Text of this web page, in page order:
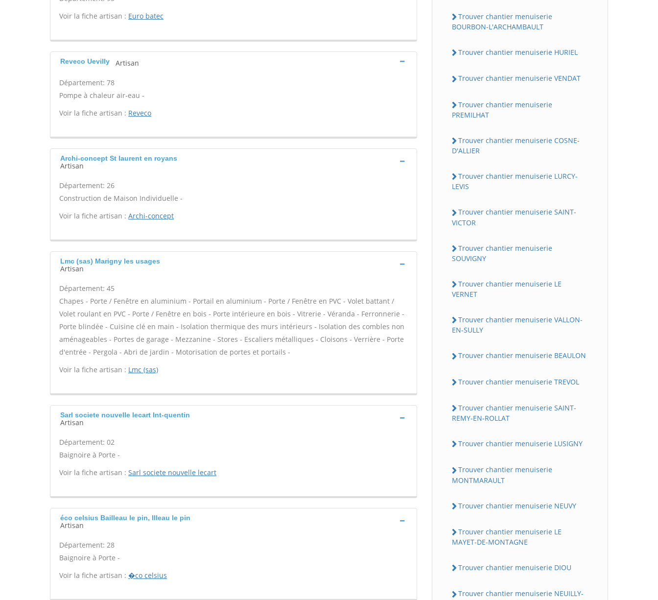
Voir la fiche artisan : Euro batec
Reveco Uevilly Artisan
Département: 78
Pompe à chaleur air-eau -
Voir la fiche artisan : Reveco
Archi-concept St laurent en royans
Artisan
Département: 26
Construction de Maison Individuelle -
Voir la fiche artisan : Archi-concept
Lmc (sas) Marigny les usages
Artisan
Département: 45
Chapes - Porte / Fenêtre en aluminium - Portail en aluminium - Porte / Fenêtre en PVC - Volet battant /
Volet roulant en PVC - Porte / Fenêtre en bois - Porte intérieure en bois - Vitrerie - Véranda - Ferronnerie -
Porte blindée - Cuisine clé en main - Isolation thermique des murs intérieurs - Isolation des combles non
aménageables - Portes de garage - Mezzanine - Stores - Escaliers métalliques - Cloisons - Verrière - Porte
d'entrée - Pergola - Abri de jardin - Motorisation de portes et portails -
Voir la fiche artisan : Lmc (sas)
Sarl societe nouvelle lecart Int-quentin
Artisan
Département: 02
Baignoire à Porte -
Voir la fiche artisan : Sarl societe nouvelle lecart
éco celsius Bailleau le pin, Illeau le pin
Artisan
Département: 28
Baignoire à Porte -
Voir la fiche artisan : �co celsius
Trouver chantier menuiserie
BOURBON-L'ARCHAMBAULT
Trouver chantier menuiserie HURIEL
Trouver chantier menuiserie VENDAT
Trouver chantier menuiserie
PREMILHAT
Trouver chantier menuiserie COSNE-
D'ALLIER
Trouver chantier menuiserie LURCY-
LEVIS
Trouver chantier menuiserie SAINT-
VICTOR
Trouver chantier menuiserie
SOUVIGNY
Trouver chantier menuiserie LE
VERNET
Trouver chantier menuiserie VALLON-
EN-SULLY
Trouver chantier menuiserie BEAULON
Trouver chantier menuiserie TREVOL
Trouver chantier menuiserie SAINT-
REMY-EN-ROLLAT
Trouver chantier menuiserie LUSIGNY
Trouver chantier menuiserie
MONTMARAULT
Trouver chantier menuiserie NEUVY
Trouver chantier menuiserie LE
MAYET-DE-MONTAGNE
Trouver chantier menuiserie DIOU
Trouver chantier menuiserie NEUILLY-